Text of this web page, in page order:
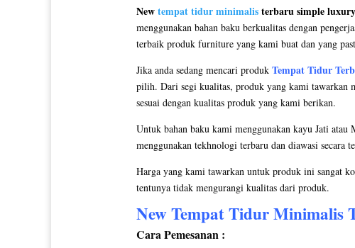
Newtempat tidur minimalisterbaru simple
menggunakan bahan baku berkualitas dengan
terbaik produk furniture yang kami buat dan yang
Jika anda sedang mencari produk Tempat Tidur
pilih. Dari segi kualitas, produk yang kami tawarkan
sesuai dengan kualitas produk yang kami berikan.
Untuk bahan baku kami menggunakan kayu Jati atau
menggunakan tekhnologi terbaru dan diawasi secara
Harga yang kami tawarkan untuk produk ini sangat
tentunya tidak mengurangi kualitas dari produk.
NewTempat Tidur Minimalis
Cara Pemesanan :